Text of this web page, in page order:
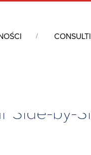
Side-by-